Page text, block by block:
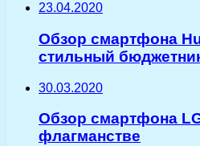
23.04.2020
Обзор смартфона
стильный
30.03.2020
Обзор смартфона
флагманстве